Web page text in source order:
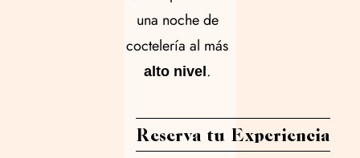
una noche de
coctelería al más
alto nivel
Reserva tu Experiencia